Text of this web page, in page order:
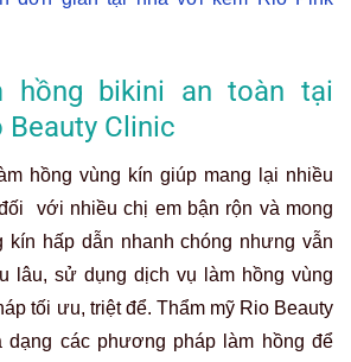
hồng bikini an toàn tại
Beauty Clinic
hồng vùng kín giúp mang lại nhiều
với nhiều chị em bận rộn và mong
kín hấp dẫn nhanh chóng nhưng vẫn
lâu, sử dụng dịch vụ làm hồng vùng
tối ưu, triệt để. Thẩm mỹ Rio Beauty
dạng các phương pháp làm hồng để